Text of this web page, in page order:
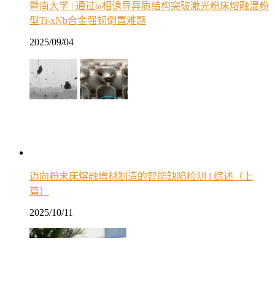
暨南大学 | 通过ω相诱导异质结构突破激光粉床熔融混粉
型Ti-xNb合金强韧倒置难题
2025/09/04
迈向粉末床熔融增材制造的智能缺陷检测 l 综述（上
篇）
2025/10/11